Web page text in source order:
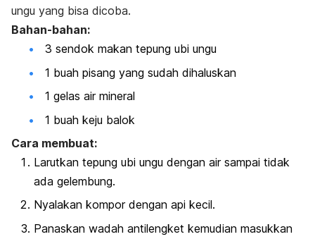
ungu yang bisa dicoba.
Bahan-bahan:
3 sendok makan tepung ubi ungu
1 buah pisang yang sudah dihaluskan
1 gelas air mineral
1 buah keju balok
Cara membuat:
Larutkan tepung ubi ungu dengan air sampai tidak
ada gelembung.
Nyalakan kompor dengan api kecil.
Panaskan wadah antilengket kemudian masukkan